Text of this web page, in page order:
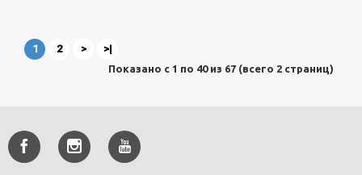
1 2 > >|
Показано с 1 по 40 из 67 (всего 2 страниц)